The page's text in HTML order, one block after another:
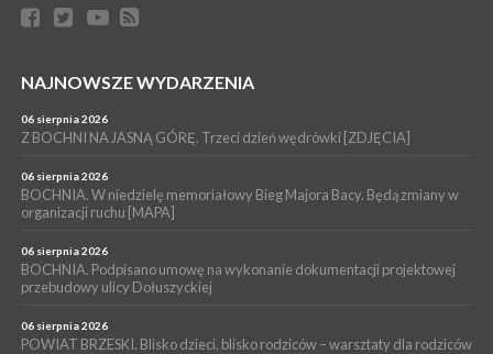
zabrał dziecko do szpitala w Krakowie
Z BOCHNI NA JASNĄ GÓRĘ. Pierwszy dzień wędrówki
WYDARZENIA
BRZESKO. Śledczy wyjaśniają, jak doszło do śmierci 32-letniego
mężczyzny
NAJNOWSZE WYDARZENIA
06 sierpnia 2026
Z BOCHNI NA JASNĄ GÓRĘ. Trzeci dzień wędrówki [ZDJĘCIA]
06 sierpnia 2026
BOCHNIA. W niedzielę memoriałowy Bieg Majora Bacy. Będą zmiany w
organizacji ruchu [MAPA]
06 sierpnia 2026
BOCHNIA. Podpisano umowę na wykonanie dokumentacji projektowej
przebudowy ulicy Dołuszyckiej
06 sierpnia 2026
POWIAT BRZESKI. Blisko dzieci, blisko rodziców – warsztaty dla rodziców